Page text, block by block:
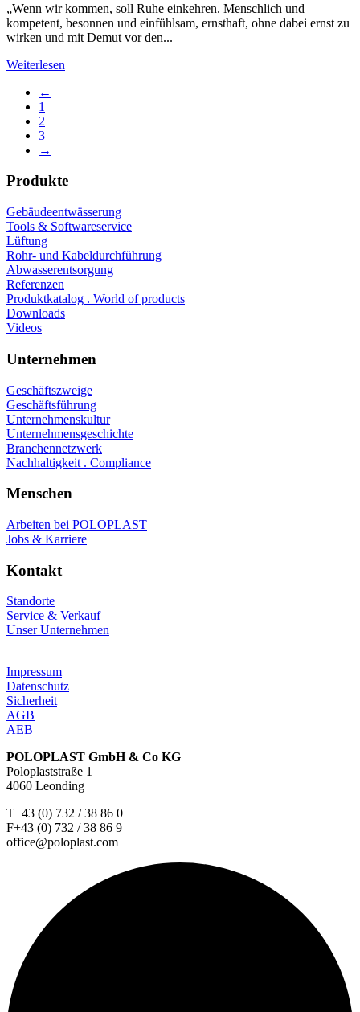
„Wenn wir kommen, soll Ruhe einkehren. Menschlich und
kompetent, besonnen und einfühlsam, ernsthaft, ohne dabei ernst zu
wirken und mit Demut vor den...
Weiterlesen
←
1
2
3
→
Produkte
Gebäudeentwässerung
Tools & Softwareservice
Lüftung
Rohr- und Kabeldurchführung
Abwasserentsorgung
Referenzen
Produktkatalog . World of products
Downloads
Videos
Unternehmen
Geschäftszweige
Geschäftsführung
Unternehmenskultur
Unternehmensgeschichte
Branchennetzwerk
Nachhaltigkeit . Compliance
Menschen
Arbeiten bei POLOPLAST
Jobs & Karriere
Kontakt
Standorte
Service & Verkauf
Unser Unternehmen
Impressum
Datenschutz
Sicherheit
AGB
AEB
POLOPLAST GmbH & Co KG
Poloplaststraße 1
4060 Leonding
T+43 (0) 732 / 38 86 0
F+43 (0) 732 / 38 86 9
office@poloplast.com